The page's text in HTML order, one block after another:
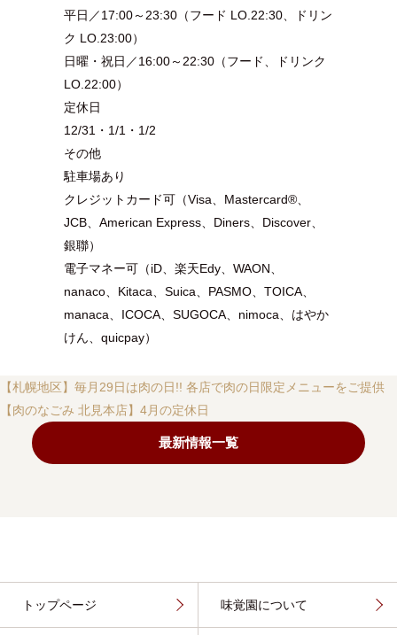
平日／17:00～23:30（フード LO.22:30、ドリン
ク LO.23:00）
日曜・祝日／16:00～22:30（フード、ドリンク
LO.22:00）
定休⽇
12/31・1/1・1/2
その他
駐車場あり
クレジットカード可（Visa、Mastercard®、
JCB、American Express、Diners、Discover、
銀聯）
電子マネー可（iD、楽天Edy、WAON、
nanaco、Kitaca、Suica、PASMO、TOICA、
manaca、ICOCA、SUGOCA、nimoca、はやか
けん、quicpay）
【札幌地区】毎月29日は肉の日!! 各店で肉の日限定メニューをご提供
【肉のなごみ 北見本店】4月の定休日
最新情報一覧
トップページ 味覚園について